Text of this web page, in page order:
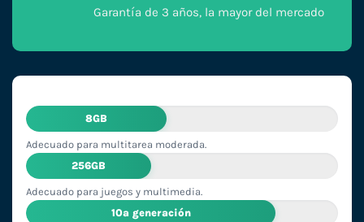
Garantía de 3 años, la mayor del mercado
8GB
Adecuado para multitarea moderada.
256GB
Adecuado para juegos y multimedia.
10ª generación